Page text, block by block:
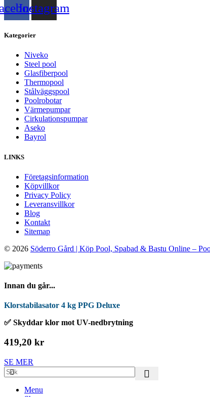
Instagram
Kategorier
Niveko
Steel pool
Glasfiberpool
Thermopool
Stålväggspool
Poolrobotar
Värmepumpar
Cirkulationspumpar
Aseko
Bayrol
LINKS
Företagsinformation
Köpvillkor
Privacy Policy
Leveransvillkor
Blog
Kontakt
Sitemap
© 2026 Söderro Gård | Köp Pool, Spabad & Bastu Online –
Innan du går...
Klorstabilasator 4 kg PPG Deluxe
✅ Skyddar klor mot UV-nedbrytning
419,20 kr
SE MER
Menu